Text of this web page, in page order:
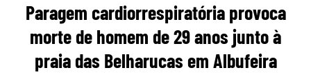
Paragem cardiorrespiratória provoca
morte de homem de 29 anos junto à
praia das Belharucas em Albufeira